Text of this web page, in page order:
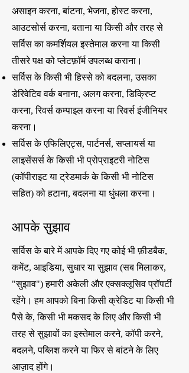
असाइन करना, बांटना, भेजना, होस्ट करना,
आउटसोर्स करना, बताना या किसी और तरह से
सर्विस का कमर्शियल इस्तेमाल करना या किसी
तीसरे पक्ष को प्लेटफ़ॉर्म उपलब्ध कराना।
सर्विस के किसी भी हिस्से को बदलना, उसका
डेरिवेटिव वर्क बनाना, अलग करना, डिक्रिप्ट
करना, रिवर्स कम्पाइल करना या रिवर्स इंजीनियर
करना।
सर्विस के एफिलिएट्स, पार्टनर्स, सप्लायर्स या
लाइसेंसर्स के किसी भी प्रोप्राइटरी नोटिस
(कॉपीराइट या ट्रेडमार्क के किसी भी नोटिस
सहित) को हटाना, बदलना या धुंधला करना।
आपके सुझाव
सर्विस के बारे में आपके दिए गए कोई भी फ़ीडबैक,
कमेंट, आइडिया, सुधार या सुझाव (सब मिलाकर,
"सुझाव") हमारी अकेली और एक्सक्लूसिव प्रॉपर्टी
रहेंगे। हम आपको बिना किसी क्रेडिट या किसी भी
पैसे के, किसी भी मकसद के लिए और किसी भी
तरह से सुझावों का इस्तेमाल करने, कॉपी करने,
बदलने, पब्लिश करने या फिर से बांटने के लिए
आज़ाद होंगे।